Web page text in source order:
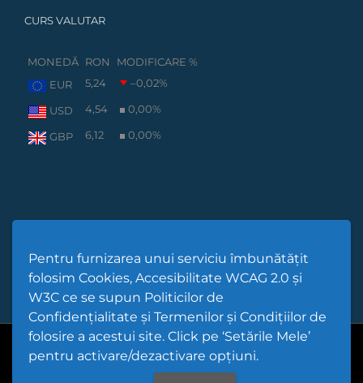
Pentru furnizarea unui serviciu îmbunătățit
folosim Cookies, Accesibilitate WCAG 2.0 și
W3C ce se supun Politicilor de
Confidențialitate și Termenilor și Condițiilor de
folosire a acestui site. Click pe ‘Setările Mele’
pentru activare/dezactivare opțiuni.
CURS VALUTAR
MONEDĂ RON
MODIFICARE %
EUR
5,24 –0,02%
USD 4,54 0,00%
GBP 6,12 0,00%
Cod Județ 4 | Județul Bacău | Tipul UAT - 14 - C - Comună |
Codul SIRUTA al Unitații Administrativ-Teritoriale 25291 |
Scorțeni